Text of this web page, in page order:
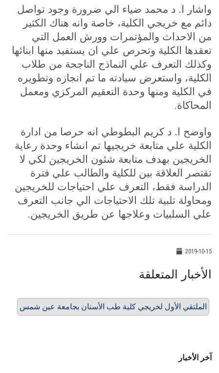
واشار ا. د محمد ضياء الي ضرورة وجود تواصل
دائم مع خريجي الكلية، خاصة وانه هناك الكثير
من الاحداث والمؤتمرات وورش العمل التي
تعقدها الكلية وتحرص علي ان يستفيد منها ابنائها
وكذلك التعرف علي النماذج الناجحة من طلاب
الكلية، واستعرض سيادته ما تم انجازه وتطويره
في الكلية ومنها وحدة التعقيم المركزي ومعمل
المحاكاة.
واوضح ا. د كريم البطوطي انه حرصا من ادارة
الكلية علي متابعة خريجيها تم انشاء وحدة رعاية
الخريجين بهدف متابعة شئون الخريجين لكي لا
تقتصر العلاقة بين للكلية والطالب علي فترة
الدراسة فقط، التعرف علي احتياجات للخريجين
ومحاولة تلبية تلك الاحتياجات الي جانب التعرف
علي السلبيات وعلاجها عن طريق الخريجين.
2019-10-15
الأخبار المتعلقة
الملتقي الأول لخريجي كلية طب الأسنان بجامعة عين شمس
آخر الأخبار